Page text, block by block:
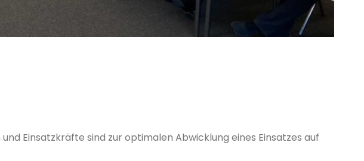
Einsatzkräfte sind zur optimalen Abwicklung eines Einsatzes auf